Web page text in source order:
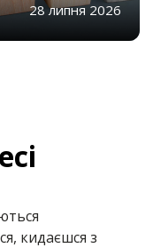
28 липня 2026
кидаєшся з